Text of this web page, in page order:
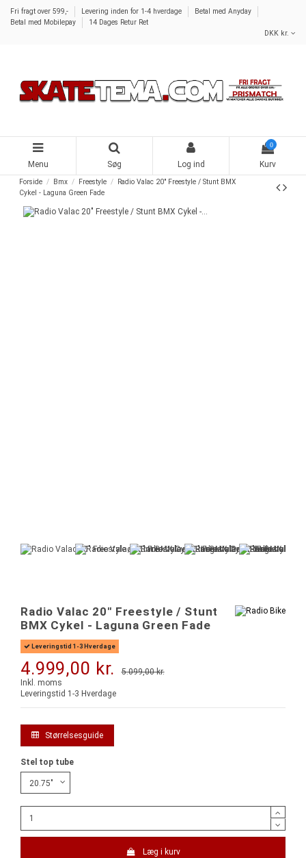
Fri fragt over 599,- Levering inden for 1-4 hverdage
Betal med Anyday
Betal med Mobilepay
14 Dages Retur Ret
DKK kr.
Menu Søg Log ind
0
Kurv
Forside Bmx Freestyle
Radio Valac 20" Freestyle / Stunt BMX
Cykel - Laguna Green Fade
Radio Valac 20" Freestyle / Stunt
BMX Cykel - Laguna Green Fade
Leveringstid 1-3 Hverdage
4.999,00 kr. 5.099,00 kr.
Inkl. moms
Leveringstid 1-3 Hverdage
Størrelsesguide
Stel top tube
Læg i kurv